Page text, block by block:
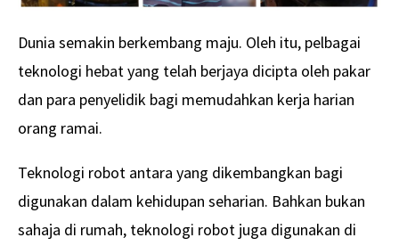
Dunia semakin berkembang maju. Oleh itu, pelbagai
teknologi hebat yang telah berjaya dicipta oleh pakar
dan para penyelidik bagi memudahkan kerja harian
orang ramai.
Teknologi robot antara yang dikembangkan bagi
digunakan dalam kehidupan seharian. Bahkan bukan
sahaja di rumah, teknologi robot juga digunakan di